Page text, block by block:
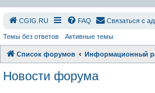
СGIG.RU FAQ Связаться с
Темы без ответов Активные темы
Список форумов Информационный
Новости форума